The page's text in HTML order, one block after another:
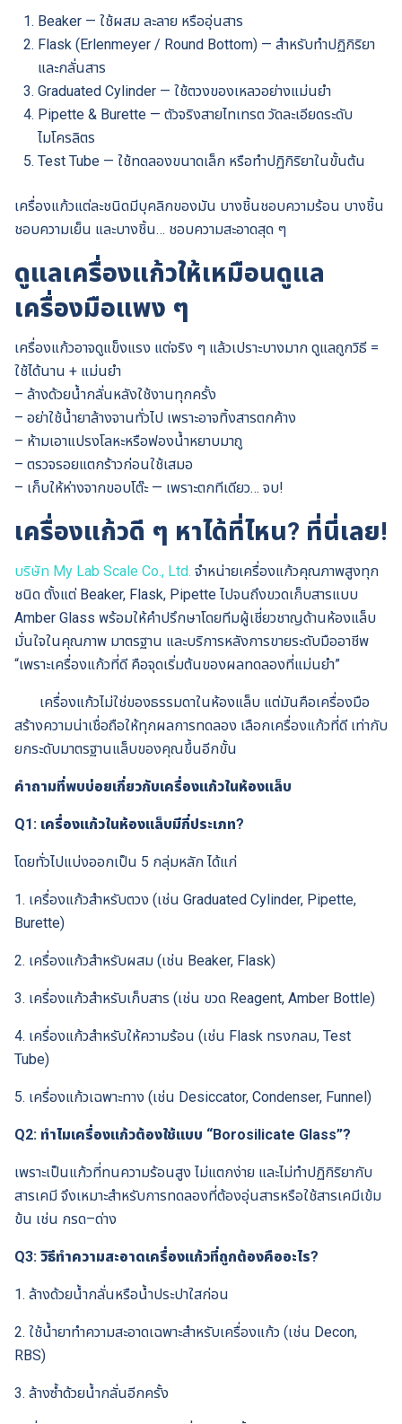
Beaker — ใช้ผสม ละลาย หรืออุ่นสาร
Flask (Erlenmeyer / Round Bottom) — สำหรับทำปฏิกิริยา
และกลั่นสาร
Graduated Cylinder — ใช้ตวงของเหลวอย่างแม่นยำ
Pipette & Burette — ตัวจริงสายไทเทรต วัดละเอียดระดับ
ไมโครลิตร
Test Tube — ใช้ทดลองขนาดเล็ก หรือทำปฏิกิริยาในขั้นต้น
เครื่องแก้วแต่ละชนิดมีบุคลิกของมัน บางชิ้นชอบความร้อน บางชิ้น
ชอบความเย็น และบางชิ้น… ชอบความสะอาดสุด ๆ
ดูแลเครื่องแก้วให้เหมือนดูแล
เครื่องมือแพง ๆ
เครื่องแก้วอาจดูแข็งแรง แต่จริง ๆ แล้วเปราะบางมาก ดูแลถูกวิธี =
ใช้ได้นาน + แม่นยำ
– ล้างด้วยน้ำกลั่นหลังใช้งานทุกครั้ง
– อย่าใช้น้ำยาล้างจานทั่วไป เพราะอาจทิ้งสารตกค้าง
– ห้ามเอาแปรงโลหะหรือฟองน้ำหยาบมาถู
– ตรวจรอยแตกร้าวก่อนใช้เสมอ
– เก็บให้ห่างจากขอบโต๊ะ — เพราะตกทีเดียว… จบ!
เครื่องแก้วดี ๆ หาได้ที่ไหน? ที่นี่เลย!
บริษัท My Lab Scale Co., Ltd. จำหน่ายเครื่องแก้วคุณภาพสูงทุก
ชนิด ตั้งแต่ Beaker, Flask, Pipette ไปจนถึงขวดเก็บสารแบบ
Amber Glass พร้อมให้คำปรึกษาโดยทีมผู้เชี่ยวชาญด้านห้องแล็บ
มั่นใจในคุณภาพ มาตรฐาน และบริการหลังการขายระดับมืออาชีพ
“เพราะเครื่องแก้วที่ดี คือจุดเริ่มต้นของผลทดลองที่แม่นยำ”
เครื่องแก้วไม่ใช่ของธรรมดาในห้องแล็บ แต่มันคือเครื่องมือ
สร้างความน่าเชื่อถือให้ทุกผลการทดลอง เลือกเครื่องแก้วที่ดี เท่ากับ
ยกระดับมาตรฐานแล็บของคุณขึ้นอีกขั้น
คำถามที่พบบ่อยเกี่ยวกับเครื่องแก้วในห้องแล็บ
Q1: เครื่องแก้วในห้องแล็บมีกี่ประเภท?
โดยทั่วไปแบ่งออกเป็น 5 กลุ่มหลัก ได้แก่
1. เครื่องแก้วสำหรับตวง (เช่น Graduated Cylinder, Pipette,
Burette)
2. เครื่องแก้วสำหรับผสม (เช่น Beaker, Flask)
3. เครื่องแก้วสำหรับเก็บสาร (เช่น ขวด Reagent, Amber Bottle)
4. เครื่องแก้วสำหรับให้ความร้อน (เช่น Flask ทรงกลม, Test
Tube)
5. เครื่องแก้วเฉพาะทาง (เช่น Desiccator, Condenser, Funnel)
Q2: ทำไมเครื่องแก้วต้องใช้แบบ “Borosilicate Glass”?
เพราะเป็นแก้วที่ทนความร้อนสูง ไม่แตกง่าย และไม่ทำปฏิกิริยากับ
สารเคมี จึงเหมาะสำหรับการทดลองที่ต้องอุ่นสารหรือใช้สารเคมีเข้ม
ข้น เช่น กรด–ด่าง
Q3: วิธีทำความสะอาดเครื่องแก้วที่ถูกต้องคืออะไร?
1. ล้างด้วยน้ำกลั่นหรือน้ำประปาใสก่อน
2. ใช้น้ำยาทำความสะอาดเฉพาะสำหรับเครื่องแก้ว (เช่น Decon,
RBS)
3. ล้างซ้ำด้วยน้ำกลั่นอีกครั้ง